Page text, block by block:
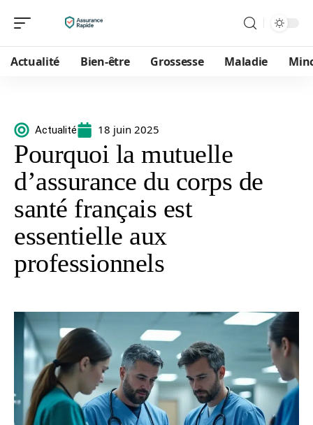
Actualité Bien-être Grossesse Maladie
Actualité 18 juin 2025
Pourquoi la mutuelle
d’assurance du corps de
santé français est
essentielle aux
professionnels